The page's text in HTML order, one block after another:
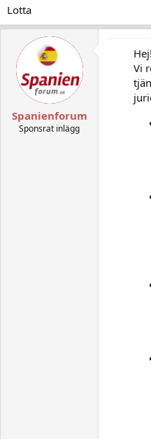
r
Lotta
Spanienforum
Sponsrat inlägg
Hej!
Vi